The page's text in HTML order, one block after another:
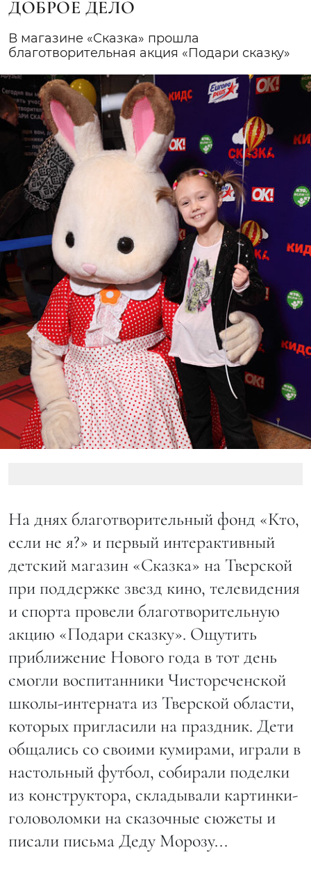
ДОБРОЕ ДЕЛО
В магазине «Сказка» прошла
благотворительная акция «Подари сказку»
На днях благотворительный фонд «Кто,
если не я?» и первый интерактивный
детский магазин «Сказка» на Тверской
при поддержке звезд кино, телевидения
и спорта провели благотворительную
акцию «Подари сказку». Ощутить
приближение Нового года в тот день
смогли воспитанники Чистореченской
школы-интерната из Тверской области,
которых пригласили на праздник. Дети
общались со своими кумирами, играли в
настольный футбол, собирали поделки
из конструктора, складывали картинки-
головоломки на сказочные сюжеты и
писали письма Деду Морозу...